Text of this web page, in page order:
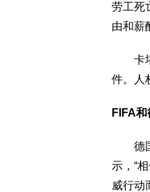
劳工死
由和薪
卡塔
件。人
FIFA
德国
示，“
威行动